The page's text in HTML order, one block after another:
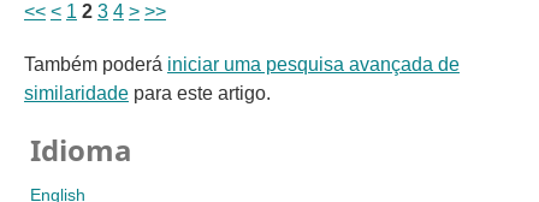
<< < 1 2 3 4 > >>
Também poderá iniciar uma pesquisa avançada de
similaridadepara este artigo.
Idioma
English